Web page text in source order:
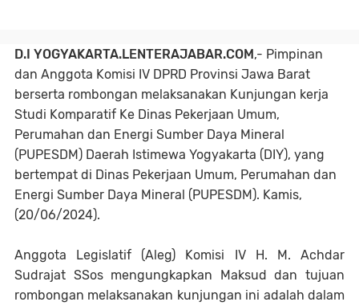
D.I YOGYAKARTA.LENTERAJABAR.COM,- Pimpinan
dan Anggota Komisi IV DPRD Provinsi Jawa Barat
berserta rombongan melaksanakan Kunjungan kerja
Studi Komparatif Ke Dinas Pekerjaan Umum,
Perumahan dan Energi Sumber Daya Mineral
(PUPESDM) Daerah Istimewa Yogyakarta (DIY), yang
bertempat di Dinas Pekerjaan Umum, Perumahan dan
Energi Sumber Daya Mineral (PUPESDM). Kamis,
(20/06/2024).
Anggota Legislatif (Aleg) Komisi IV H. M. Achdar
Sudrajat SSos mengungkapkan Maksud dan tujuan
rombongan melaksanakan kunjungan ini adalah dalam